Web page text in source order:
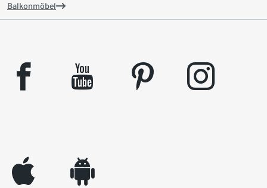
Balkonmöbel
facebook youtube pinterest instagram
appleinc android